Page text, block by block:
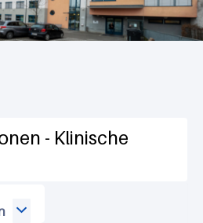
- Klinische